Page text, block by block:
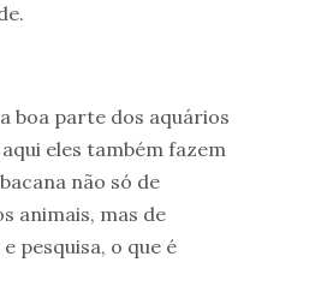
boa parte dos aquários
eles também fazem
não só de
animais, mas de
pesquisa, o que é